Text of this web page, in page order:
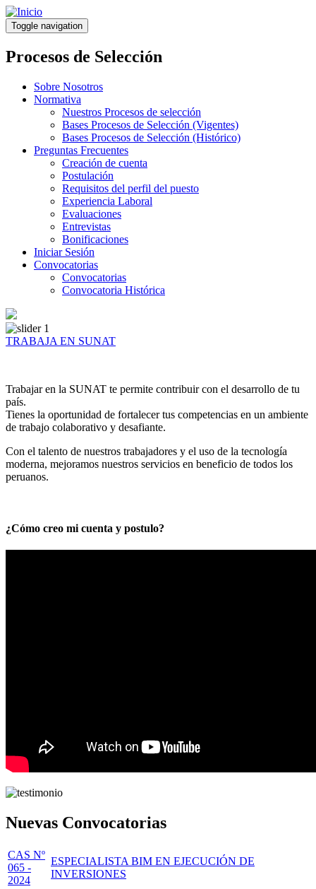
Pasar
al
contenido
principal
Toggle navigation
Procesos de Selección
Sobre Nosotros
Normativa
Nuestros Procesos de selección
Bases Procesos de Selección (Vigentes)
Bases Procesos de Selección (Histórico)
Preguntas Frecuentes
Creación de cuenta
Postulación
Requisitos del perfil del puesto
Experiencia Laboral
Evaluaciones
Entrevistas
Bonificaciones
Iniciar Sesión
Convocatorias
Convocatorias
Convocatoria Histórica
TRABAJA EN SUNAT
Trabajar en la SUNAT te permite contribuir con el desarrollo de tu
país.
Tienes la oportunidad de fortalecer tus competencias en un ambiente
de trabajo colaborativo y desafiante.
Con el talento de nuestros trabajadores y el uso de la tecnología
moderna, mejoramos nuestros servicios en beneficio de todos los
peruanos.
¿Cómo creo mi cuenta y postulo?
Nuevas Convocatorias
CAS Nº
065 -
2024
ESPECIALISTA BIM EN EJECUCIÓN DE
INVERSIONES